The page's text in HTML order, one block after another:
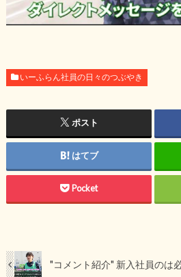
いーふらん社員の日々のつぶやき
ポスト
はてブ
Pocket
"コメント紹介" 新入社員の